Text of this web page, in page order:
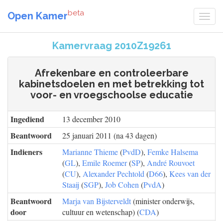
Open Kamerbeta
Kamervraag 2010Z19261
Afrekenbare en controleerbare
kabinetsdoelen en met betrekking tot
voor- en vroegschoolse educatie
Ingediend 13 december 2010
Beantwoord 25 januari 2011 (na 43 dagen)
Indieners Marianne Thieme(PvdD), Femke Halsema
(GL), Emile Roemer(SP), André Rouvoet
(CU), Alexander Pechtold (D66), Kees van der
Staaij (SGP), Job Cohen (PvdA)
Beantwoord
door
Marja van Bijsterveldt(minister onderwijs,
cultuur en wetenschap) (CDA)